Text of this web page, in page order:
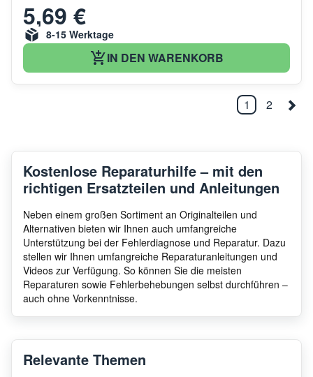
5,69 €
8-15 Werktage
IN DEN WARENKORB
1 2
Kostenlose Reparaturhilfe – mit den
richtigen Ersatzteilen und Anleitungen
Neben einem großen Sortiment an Originalteilen und
Alternativen bieten wir Ihnen auch umfangreiche
Unterstützung bei der Fehlerdiagnose und Reparatur. Dazu
stellen wir Ihnen umfangreiche Reparaturanleitungen und
Videos zur Verfügung. So können Sie die meisten
Reparaturen sowie Fehlerbehebungen selbst durchführen –
auch ohne Vorkenntnisse.
Relevante Themen